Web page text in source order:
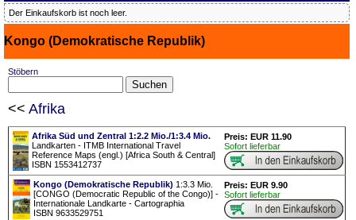
Der Einkaufskorb ist noch leer.
Kongo (Demokratische Republik)
Stöbern
<< Afrika
Afrika Süd und Zentral 1:2.2 Mio./1:3.4 Mio.
Landkarten - ITMB International Travel
Reference Maps (engl.) [Africa South & Central]
ISBN 1553412737
Preis: EUR 11.90
Sofort lieferbar
Kongo (Demokratische Republik) 1:3.3 Mio.
[CONGO (Democratic Republic of the Congo)] -
Internationale Landkarte - Cartographia
ISBN 9633529751
Preis: EUR 9.90
Sofort lieferbar